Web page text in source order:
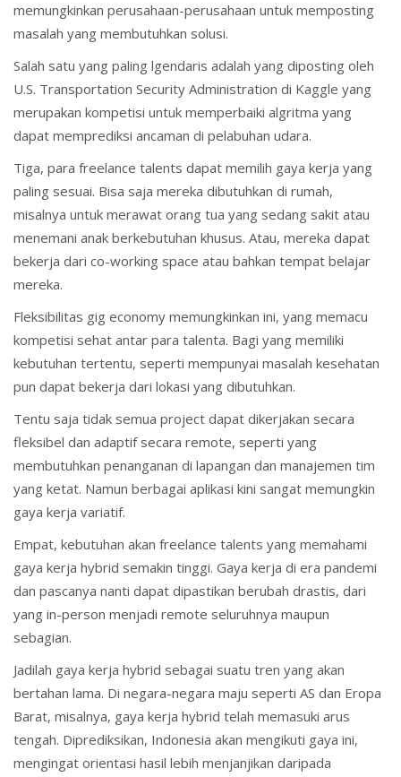
memungkinkan perusahaan-perusahaan untuk memposting
masalah yang membutuhkan solusi.
Salah satu yang paling lgendaris adalah yang diposting oleh
U.S. Transportation Security Administration di Kaggle yang
merupakan kompetisi untuk memperbaiki algritma yang
dapat memprediksi ancaman di pelabuhan udara.
Tiga, para freelance talents dapat memilih gaya kerja yang
paling sesuai. Bisa saja mereka dibutuhkan di rumah,
misalnya untuk merawat orang tua yang sedang sakit atau
menemani anak berkebutuhan khusus. Atau, mereka dapat
bekerja dari co-working space atau bahkan tempat belajar
mereka.
Fleksibilitas gig economy memungkinkan ini, yang memacu
kompetisi sehat antar para talenta. Bagi yang memiliki
kebutuhan tertentu, seperti mempunyai masalah kesehatan
pun dapat bekerja dari lokasi yang dibutuhkan.
Tentu saja tidak semua project dapat dikerjakan secara
fleksibel dan adaptif secara remote, seperti yang
membutuhkan penanganan di lapangan dan manajemen tim
yang ketat. Namun berbagai aplikasi kini sangat memungkin
gaya kerja variatif.
Empat, kebutuhan akan freelance talents yang memahami
gaya kerja hybrid semakin tinggi. Gaya kerja di era pandemi
dan pascanya nanti dapat dipastikan berubah drastis, dari
yang in-person menjadi remote seluruhnya maupun
sebagian.
Jadilah gaya kerja hybrid sebagai suatu tren yang akan
bertahan lama. Di negara-negara maju seperti AS dan Eropa
Barat, misalnya, gaya kerja hybrid telah memasuki arus
tengah. Diprediksikan, Indonesia akan mengikuti gaya ini,
mengingat orientasi hasil lebih menjanjikan daripada